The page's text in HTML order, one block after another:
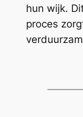
hun wijk.
proces